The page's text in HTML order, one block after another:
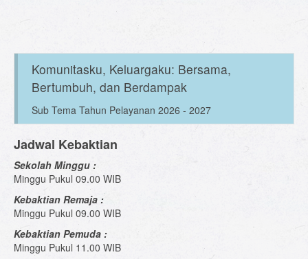
Komunitasku, Keluargaku: Bersama,
Bertumbuh, dan Berdampak
Sub Tema Tahun Pelayanan 2026 - 2027
Jadwal Kebaktian
Sekolah Minggu :
Minggu Pukul 09.00 WIB
Kebaktian Remaja :
Minggu Pukul 09.00 WIB
Kebaktian Pemuda :
Minggu Pukul 11.00 WIB